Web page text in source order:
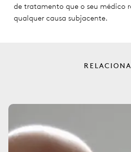
de tratamento que o seu médico
qualquer causa subjacente.